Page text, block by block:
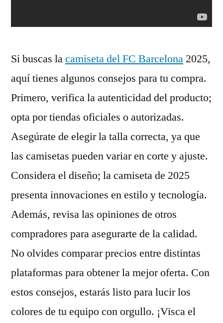
Si buscas lacamiseta del FC Barcelona 2025,
aquí tienes algunos consejos para tu compra.
Primero, verifica la autenticidad del producto;
opta por tiendas oficiales o autorizadas.
Asegúrate de elegir la talla correcta, ya que
las camisetas pueden variar en corte y ajuste.
Considera el diseño; la camiseta de 2025
presenta innovaciones en estilo y tecnología.
Además, revisa las opiniones de otros
compradores para asegurarte de la calidad.
No olvides comparar precios entre distintas
plataformas para obtener la mejor oferta. Con
estos consejos, estarás listo para lucir los
colores de tu equipo con orgullo. ¡Visca el